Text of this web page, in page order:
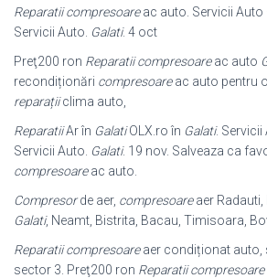
Reparatii compresoareac auto. Servicii Auto
Servicii Auto. Galati. 4 oct
Preţ200 ron Reparatii compresoareac auto
recondiționări compresoareac auto pentru
reparațiiclima auto,
ReparatiiAr în GalatiOLX.ro în Galati.
Servicii Auto. Galati. 19 nov. Salveaza ca
compresoareac auto.
Compresorde aer, compresoareaer Radauti,
Galati, Neamt , Bistrita, Bacau, Timisoara,
Reparatii compresoareaer condiționat auto,
sector 3. Preţ200 ron Reparatii compresoare